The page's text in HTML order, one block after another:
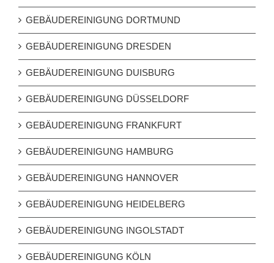
GEBÄUDEREINIGUNG DORTMUND
GEBÄUDEREINIGUNG DRESDEN
GEBÄUDEREINIGUNG DUISBURG
GEBÄUDEREINIGUNG DÜSSELDORF
GEBÄUDEREINIGUNG FRANKFURT
GEBÄUDEREINIGUNG HAMBURG
GEBÄUDEREINIGUNG HANNOVER
GEBÄUDEREINIGUNG HEIDELBERG
GEBÄUDEREINIGUNG INGOLSTADT
GEBÄUDEREINIGUNG KÖLN